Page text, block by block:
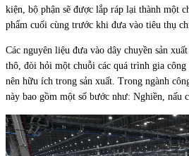
kiện, bộ phận sẽ được lắp ráp lại thành một
phẩm cuối cùng trước khi đưa vào tiêu thụ
Các nguyên liệu đưa vào dây chuyền sản
thô, đòi hỏi một chuỗi các quá trình gia
nên hữu ích trong sản xuất. Trong ngành
này bao gồm một số bước như: Nghiền, nấu